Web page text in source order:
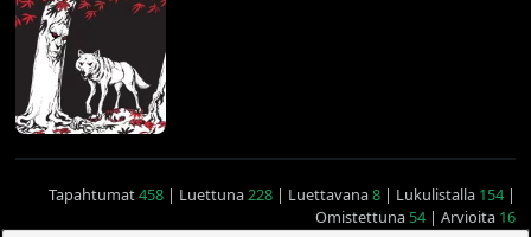
Tapahtumat458| Luettuna228| Luettavana8| Lukulistalla 154|
Omistettuna 54| Arvioita 16